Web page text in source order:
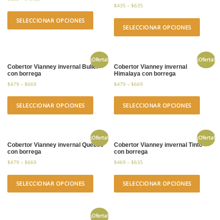
SELECCIONAR OPCIONES
$435 –$635
SELECCIONAR OPCIONES
¡Oferta!
Cobertor Vianney invernal Buller
con borrega
$479 – $669
SELECCIONAR OPCIONES
¡Oferta!
Cobertor Vianney invernal
Himalaya con borrega
$479 –$669
SELECCIONAR OPCIONES
¡Oferta!
Cobertor Vianney invernal Quebec
con borrega
$479 – $669
SELECCIONAR OPCIONES
¡Oferta!
Cobertor Vianney invernal Tinto
con borrega
$469 –$635
SELECCIONAR OPCIONES
¡Oferta!